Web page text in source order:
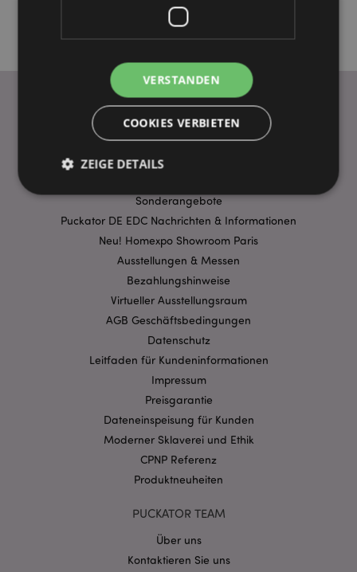
Sonderangebote
Puckator DE EDC Nachrichten & Informationen
Neu! Homexpo Showroom Paris
Ausstellungen & Messen
Bezahlungshinweise
Virtueller Ausstellungsraum
AGB Geschäftsbedingungen
Datenschutz
Leitfaden für Kundeninformationen
Impressum
Preisgarantie
Dateneinspeisung für Kunden
Moderner Sklaverei und Ethik
CPNP Referenz
Produktneuheiten
PUCKATOR TEAM
Über uns
Kontaktieren Sie uns
VERSTANDEN
COOKIES VERBIETEN
ZEIGE DETAILS
Unbedingt notwendige
Leistungs
Ausrichten
Streng-notwendige-Cookies ermöglichen
Kernfunktionen der Website wie die
Benutzeranmeldung und die Kontoverwaltung.
Ohne unbedingt notwendige cookies kann die
Website nicht richtig genutzt werden.
Name
Domain
mage-cache-storage-section-